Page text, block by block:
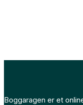
Boggaragen er et